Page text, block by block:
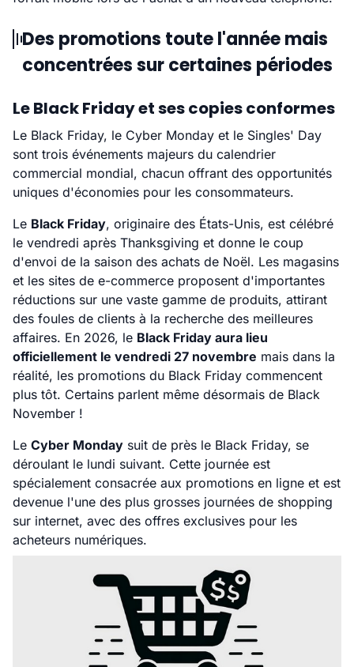
Des promotions toute l'année mais
concentrées sur certaines périodes
Le Black Friday et ses copies conformes
Le Black Friday, le Cyber Monday et le Singles' Day
sont trois événements majeurs du calendrier
commercial mondial, chacun offrant des opportunités
uniques d'économies pour les consommateurs.
Le Black Friday, originaire des États-Unis, est célébré
le vendredi après Thanksgiving et donne le coup
d'envoi de la saison des achats de Noël. Les magasins
et les sites de e-commerce proposent d'importantes
réductions sur une vaste gamme de produits, attirant
des foules de clients à la recherche des meilleures
affaires. En 2026, le Black Friday aura lieu
officiellement le vendredi 27 novembre mais dans la
réalité, les promotions du Black Friday commencent
plus tôt. Certains parlent même désormais de Black
November !
Le Cyber Monday suit de près le Black Friday, se
déroulant le lundi suivant. Cette journée est
spécialement consacrée aux promotions en ligne et est
devenue l'une des plus grosses journées de shopping
sur internet, avec des offres exclusives pour les
acheteurs numériques.